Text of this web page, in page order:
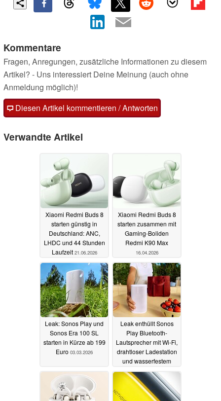
Kommentare
Fragen, Anregungen, zusätzliche Informationen zu diesem
Artikel? - Uns interessiert Deine Meinung (auch ohne
Anmeldung möglich)!
Diesen Artikel kommentieren / Antworten
Verwandte Artikel
Xiaomi Redmi Buds 8
starten günstig in
Deutschland: ANC,
LHDC und 44 Stunden
Laufzeit 21.06.2026
Xiaomi Redmi Buds 8
starten zusammen mit
Gaming-Boliden
Redmi K90 Max
16.04.2026
Leak: Sonos Play und
Sonos Era 100 SL
starten in Kürze ab 199
Euro 03.03.2026
Leak enthüllt Sonos
Play Bluetooth-
Lautsprecher mit Wi-Fi,
drahtloser Ladestation
und wasserfestem
Gehäuse02.03.2026